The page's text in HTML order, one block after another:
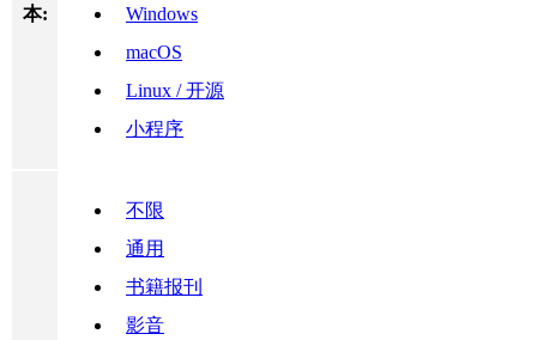
本:
Windows
macOS
Linux / 开源
小程序
不限
通用
书籍报刊
影音